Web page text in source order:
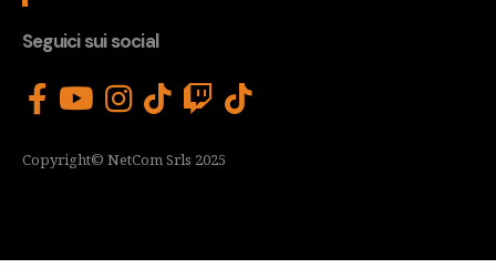
Seguici sui social
Copyright© NetCom Srls 2025